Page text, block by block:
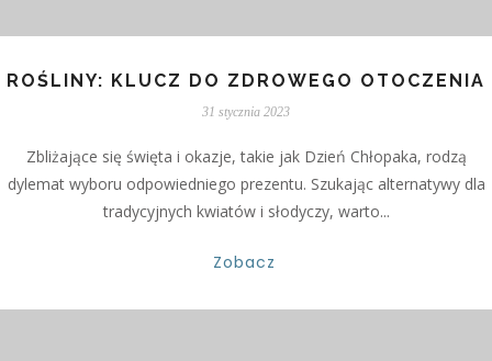
ROŚLINY: KLUCZ DO ZDROWEGO OTOCZENIA
31 stycznia 2023
Zbliżające się święta i okazje, takie jak Dzień Chłopaka, rodzą
dylemat wyboru odpowiedniego prezentu. Szukając alternatywy dla
tradycyjnych kwiatów i słodyczy, warto...
Zobacz